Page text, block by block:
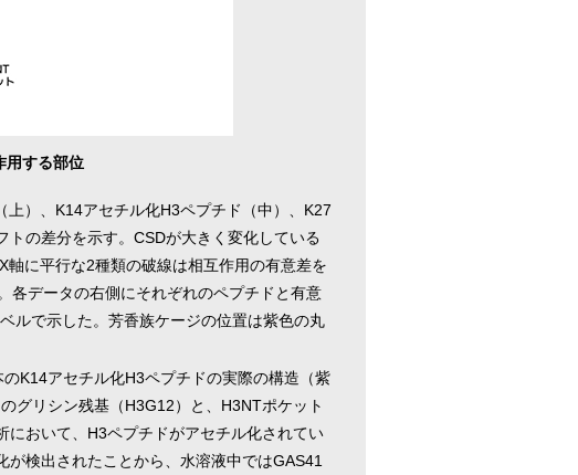
用する部位
）、K14アセチル化H3ペプチド（中）、K27
の差分を示す。CSDが大きく変化している
に平行な2種類の破線は相互作用の有意差を
各データの右側にそれぞれのペプチドと有意
ルで示した。芳香族ケージの位置は紫色の丸
K14アセチル化H3ペプチドの実際の構造（紫
グリシン残基（H3G12）と、H3NTポケット
おいて、H3ペプチドがアセチル化されてい
検出されたことから、水溶液中ではGAS41